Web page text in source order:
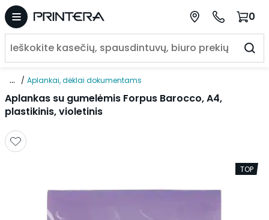
0
... Aplankai, dėklai dokumentams
Aplankas su gumelėmis Forpus Barocco, A4,
plastikinis, violetinis
TOP